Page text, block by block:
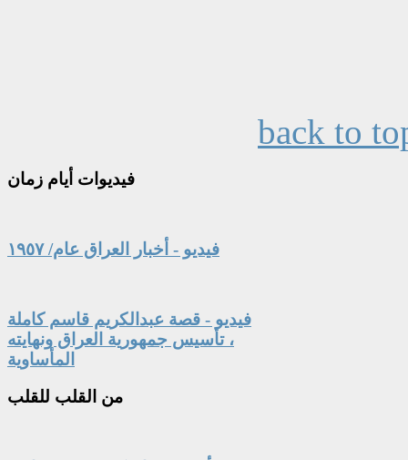
back to
فيديوات أيام زمان
فيديو - أخبار العراق عام/ ١٩٥٧
فيديو - قصة عبدالكريم قاسم كاملة
، تأسيس جمهورية العراق ونهايته
المأساوية
من القلب للقلب